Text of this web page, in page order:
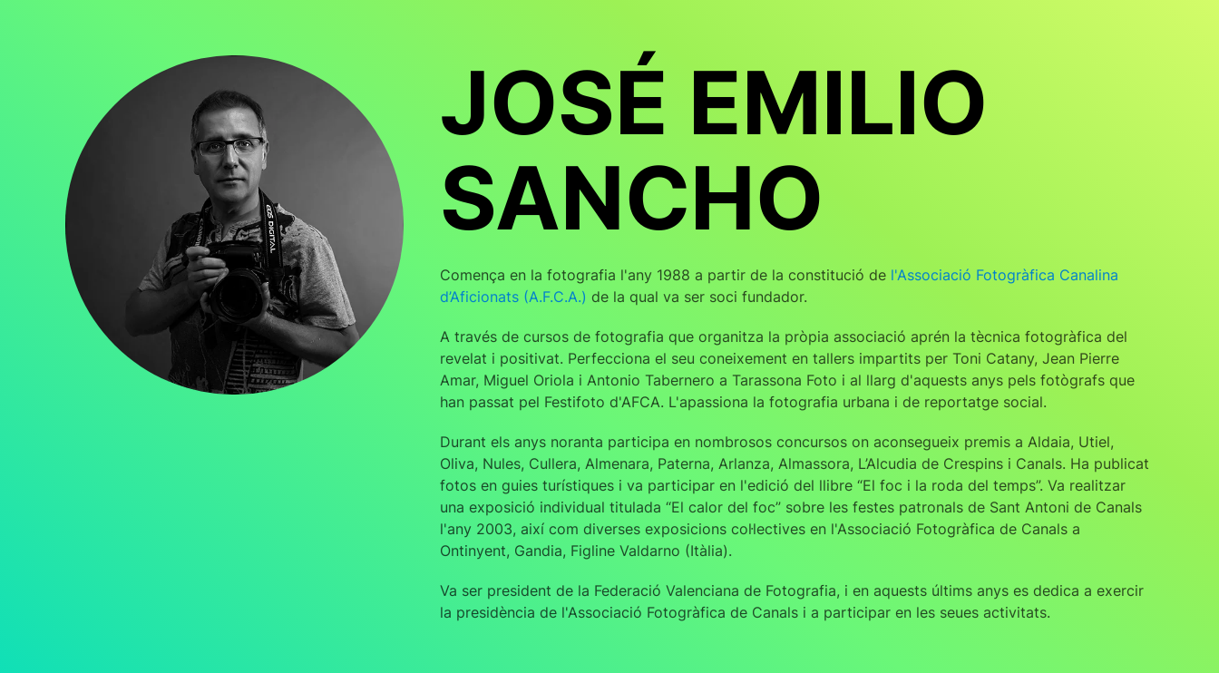
JOSÉ EMILIO
SANCHO
Comença en la fotografia l'any 1988 a partir de la constitució de l'Associació Fotogràfica Canalina
d’Aficionats (A.F.C.A.) de la qual va ser soci fundador.
A través de cursos de fotografia que organitza la pròpia associació aprén la tècnica fotogràfica del
revelat i positivat. Perfecciona el seu coneixement en tallers impartits per Toni Catany, Jean Pierre
Amar, Miguel Oriola i Antonio Tabernero a Tarassona Foto i al llarg d'aquests anys pels fotògrafs que
han passat pel Festifoto d'AFCA. L'apassiona la fotografia urbana i de reportatge social.
Durant els anys noranta participa en nombrosos concursos on aconsegueix premis a Aldaia, Utiel,
Oliva, Nules, Cullera, Almenara, Paterna, Arlanza, Almassora, L’Alcudia de Crespins i Canals. Ha publicat
fotos en guies turístiques i va participar en l'edició del llibre “El foc i la roda del temps”. Va realitzar
una exposició individual titulada “El calor del foc” sobre les festes patronals de Sant Antoni de Canals
l'any 2003, així com diverses exposicions col·lectives en l'Associació Fotogràfica de Canals a
Ontinyent, Gandia, Figline Valdarno (Itàlia).
Va ser president de la Federació Valenciana de Fotografia, i en aquests últims anys es dedica a exercir
la presidència de l'Associació Fotogràfica de Canals i a participar en les seues activitats.